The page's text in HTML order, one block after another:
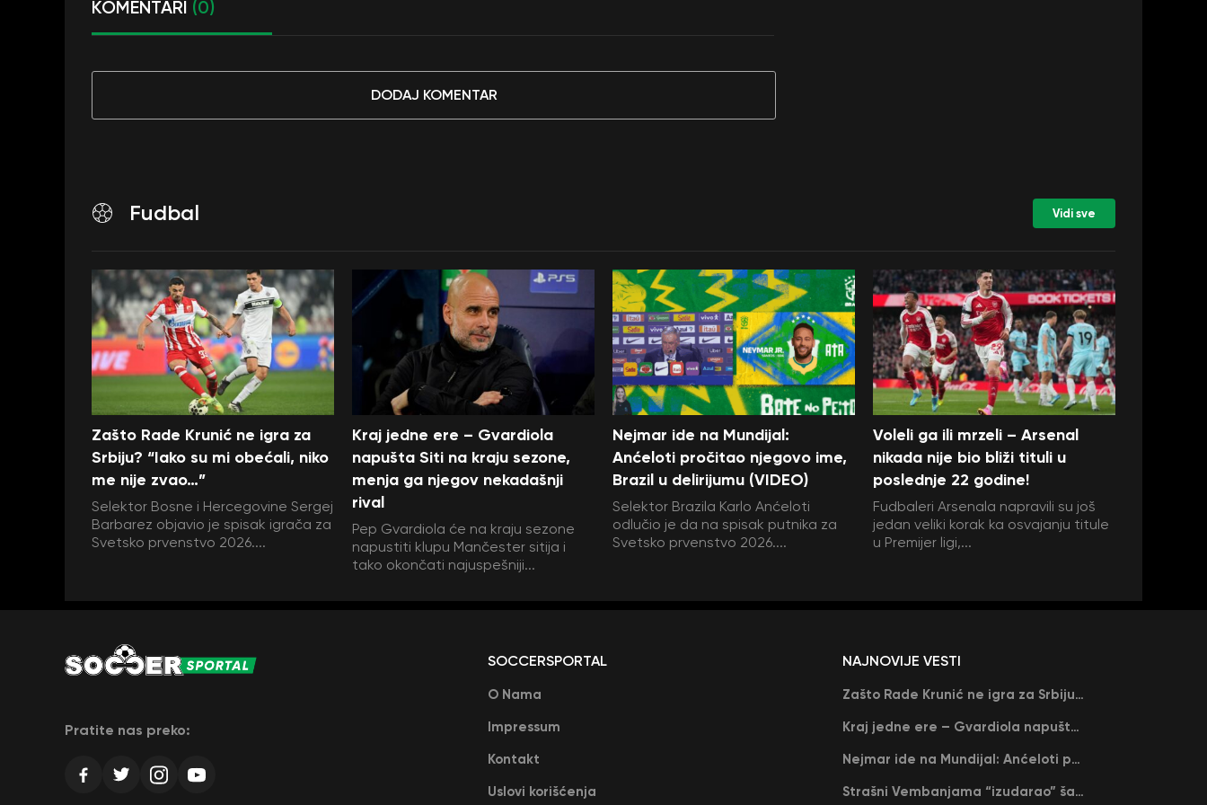
KOMENTARI (0)
DODAJ KOMENTAR
Fudbal Vidi sve
Zašto Rade Krunić ne igra za
Srbiju? “Iako su mi obećali, niko
me nije zvao…”
Selektor Bosne i Hercegovine Sergej
Barbarez objavio je spisak igrača za
Svetsko prvenstvo 2026....
Kraj jedne ere – Gvardiola
napušta Siti na kraju sezone,
menja ga njegov nekadašnji
rival
Pep Gvardiola će na kraju sezone
napustiti klupu Mančester sitija i
tako okončati najuspešniji...
Nejmar ide na Mundijal:
Anćeloti pročitao njegovo ime,
Brazil u delirijumu (VIDEO)
Selektor Brazila Karlo Anćeloti
odlučio je da na spisak putnika za
Svetsko prvenstvo 2026....
Voleli ga ili mrzeli – Arsenal
nikada nije bio bliži tituli u
poslednje 22 godine!
Fudbaleri Arsenala napravili su još
jedan veliki korak ka osvajanju titule
u Premijer ligi,...
Pratite nas preko:
SOCCERSPORTAL
O Nama
Impressum
Kontakt
Uslovi korišćenja
NAJNOVIJE VESTI
Zašto Rade Krunić ne igra za Srbiju? “Iako su mi obećali, niko me nije zvao…”
Kraj jedne ere – Gvardiola napušta Siti na kraju sezone, menja ga njegov nekadašnji rival
Nejmar ide na Mundijal: Anćeloti pročitao njegovo ime, Brazil u delirijumu (VIDEO)
Strašni Vembanjama “izudarao” šampiona za brejk: San Antonio poveo protiv Oklahome